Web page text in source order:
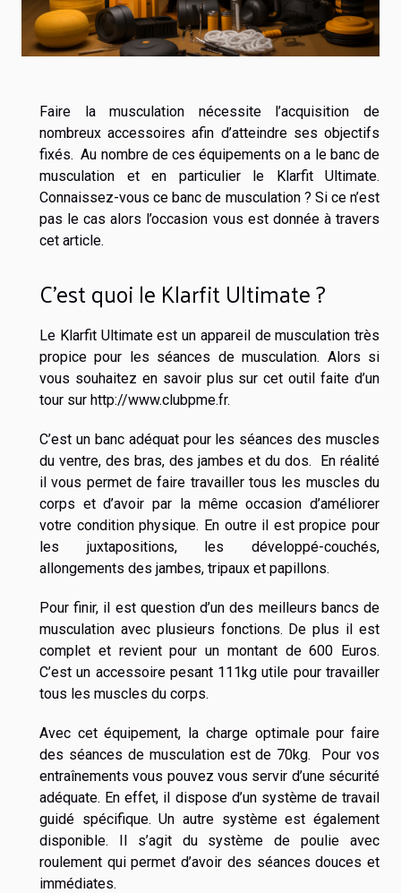
Faire la musculation nécessite l’acquisition de
nombreux accessoires afin d’atteindre ses objectifs
fixés. Au nombre de ces équipements on a le banc de
musculation et en particulier le Klarfit Ultimate.
Connaissez-vous ce banc de musculation ? Si ce n’est
pas le cas alors l’occasion vous est donnée à travers
cet article.
C’est quoi le Klarfit Ultimate ?
Le Klarfit Ultimate est un appareil de musculation très
propice pour les séances de musculation. Alors si
vous souhaitez en savoir plus sur cet outil faite d’un
tour sur http://www.clubpme.fr.
C’est un banc adéquat pour les séances des muscles
du ventre, des bras, des jambes et du dos. En réalité
il vous permet de faire travailler tous les muscles du
corps et d’avoir par la même occasion d’améliorer
votre condition physique. En outre il est propice pour
les juxtapositions, les développé-couchés,
allongements des jambes, tripaux et papillons.
Pour finir, il est question d’un des meilleurs bancs de
musculation avec plusieurs fonctions. De plus il est
complet et revient pour un montant de 600 Euros.
C’est un accessoire pesant 111kg utile pour travailler
tous les muscles du corps.
Avec cet équipement, la charge optimale pour faire
des séances de musculation est de 70kg. Pour vos
entraînements vous pouvez vous servir d’une sécurité
adéquate. En effet, il dispose d’un système de travail
guidé spécifique. Un autre système est également
disponible. Il s’agit du système de poulie avec
roulement qui permet d’avoir des séances douces et
immédiates.